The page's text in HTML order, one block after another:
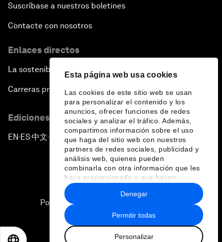
Esta página web usa cookies
Las cookies de este sitio web se usan
para personalizar el contenido y los
anuncios, ofrecer funciones de redes
sociales y analizar el tráfico. Además,
compartimos información sobre el uso
que haga del sitio web con nuestros
partners de redes sociales, publicidad y
análisis web, quienes pueden
combinarla con otra información que les
haya proporcionado o que hayan
recopilado a partir del uso que haya
hecho de sus servicios.
Permitir todas
Personalizar
Denegar
Suscríbase a nuestros boletines
Contacte con nosotros
Enlaces directos
La sostenibilidad en el Foro
Carreras profesionales
Ediciones en otros idiomas
EN ▪ES▪中文▪ 日本語
Política de privacidad y normas de uso
Sitemap
2026 Foro Económico Mundial